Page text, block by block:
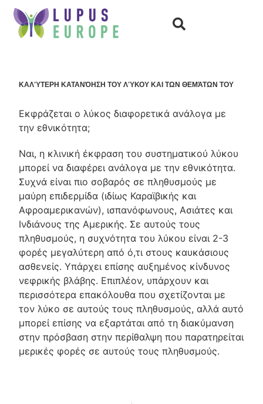
ΚΑΛΎΤΕΡΗ ΚΑΤΑΝΌΗΣΗ ΤΟΥ ΛΎΚΟΥ ΚΑΙ ΤΩΝ ΘΕΜΆΤΩΝ ΤΟΥ
Εκφράζεται ο λύκος διαφορετικά ανάλογα με
την εθνικότητα;
Ναι, η κλινική έκφραση του συστηματικού λύκου
μπορεί να διαφέρει ανάλογα με την εθνικότητα.
Συχνά είναι πιο σοβαρός σε πληθυσμούς με
μαύρη επιδερμίδα (ιδίως Καραϊβικής και
Αφροαμερικανών), ισπανόφωνους, Ασιάτες και
Ινδιάνους της Αμερικής. Σε αυτούς τους
πληθυσμούς, η συχνότητα του λύκου είναι 2-3
φορές μεγαλύτερη από ό,τι στους καυκάσιους
ασθενείς. Υπάρχει επίσης αυξημένος κίνδυνος
νεφρικής βλάβης. Επιπλέον, υπάρχουν και
περισσότερα επακόλουθα που σχετίζονται με
τον λύκο σε αυτούς τους πληθυσμούς, αλλά αυτό
μπορεί επίσης να εξαρτάται από τη διακύμανση
στην πρόσβαση στην περίθαλψη που παρατηρείται
μερικές φορές σε αυτούς τους πληθυσμούς.